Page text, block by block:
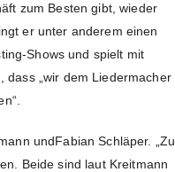
zum Besten gibt, wieder
er unter anderem einen
Shows und spielt mit
dass „wir dem Liedermacher
undFabian Schläper. „Zu
Beide sind laut Kreitmann